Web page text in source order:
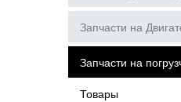
Запчасти на
Запчасти на
Товары